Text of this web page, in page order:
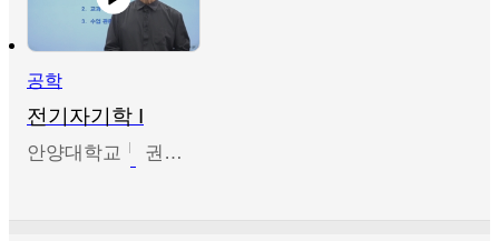
공학
전기자기학 I
안양대학교 권원현